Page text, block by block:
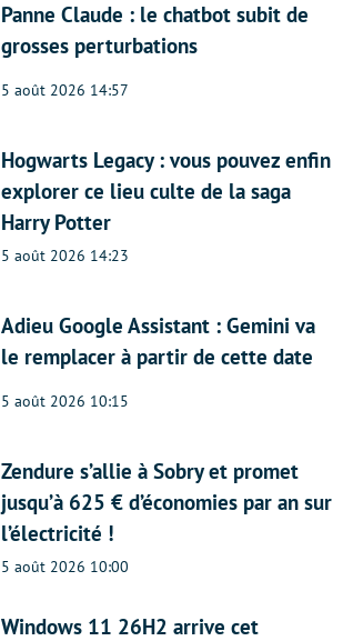
Panne Claude : le chatbot subit de
grosses perturbations
5 août 2026 14:57
Hogwarts Legacy : vous pouvez enfin
explorer ce lieu culte de la saga
Harry Potter
5 août 2026 14:23
Adieu Google Assistant : Gemini va
le remplacer à partir de cette date
5 août 2026 10:15
Zendure s’allie à Sobry et promet
jusqu’à 625 € d’économies par an sur
l’électricité !
5 août 2026 10:00
Windows 11 26H2 arrive cet